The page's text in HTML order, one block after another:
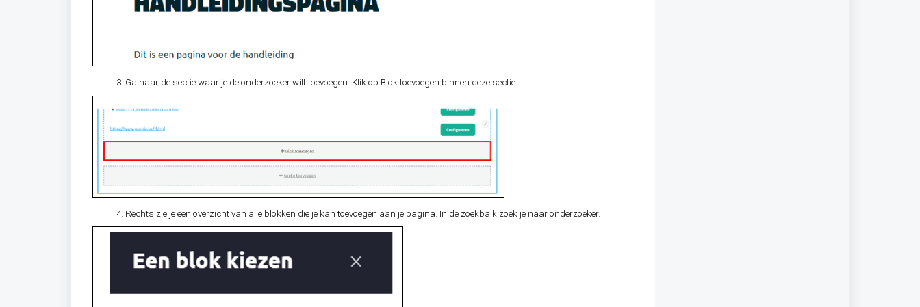
Ga naar de sectie waar je de onderzoeker wilt toevoegen. Klik op Blok toevoegen binnen deze sectie.
Rechts zie je een overzicht van alle blokken die je kan toevoegen aan je pagina. In de zoekbalk zoek je naar onderzoeker.